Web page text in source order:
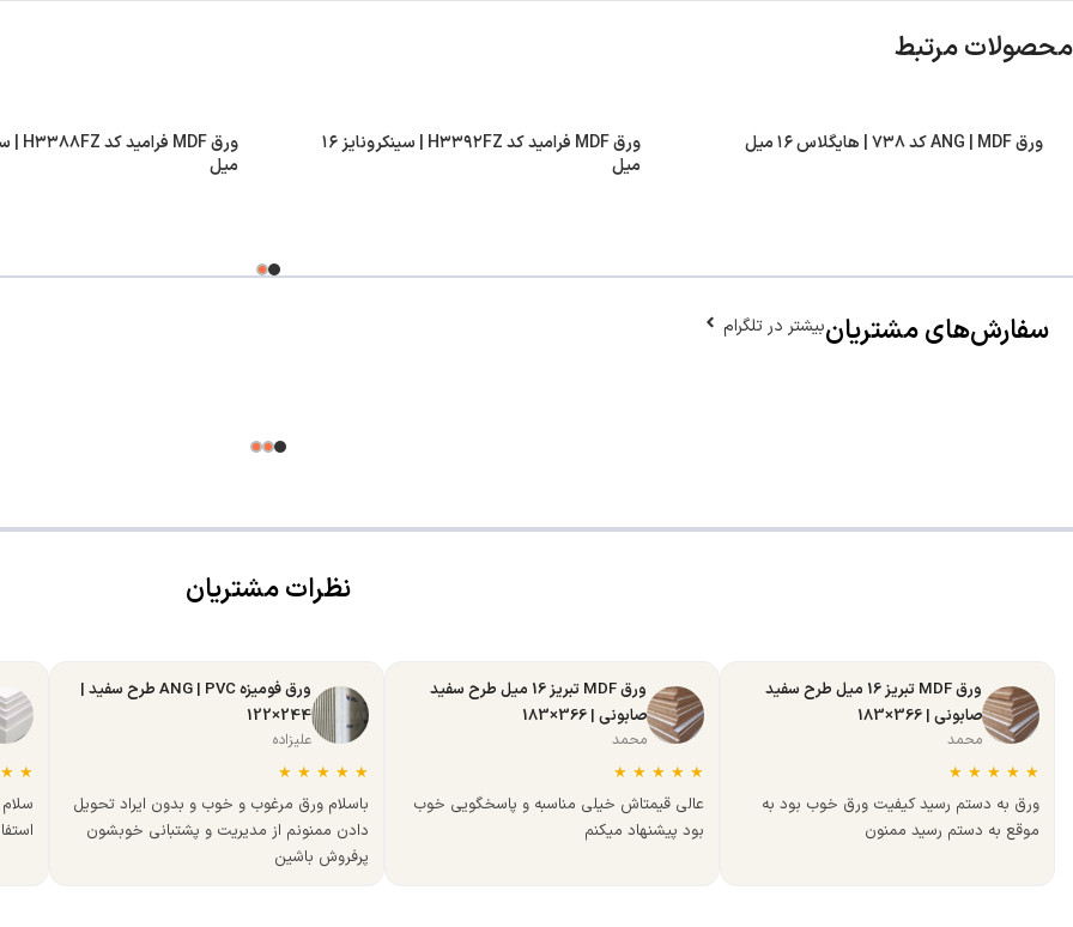
محصولات مرتبط
ورق ANG | MDF کد ۷۳۸ | هایگلاس ۱۶ میل
ورق MDF فرامید کد H۳۳۹۲FZ | سینکرونایز ۱۶
میل
میل
سفارش‌های مشتریانبیشتر در تلگرام
نظرات مشتریان
ورق MDF تبریز 16 میل طرح سفید
صابونی | 366×183
محمد
★
★
★
★
★
ورق به دستم رسید کیفیت ورق خوب بود به
موقع به دستم رسید ممنون
ورق MDF تبریز 16 میل طرح سفید
صابونی | 366×183
محمد
★
★
★
★
★
عالی قیمتاش خیلی مناسبه و پاسخگویی خوب
بود پیشنهاد میکنم
ورق فومیزه ANG | PVC طرح سفید |
244×122
علیزاده
★
★
★
★
★
باسلام ورق مرغوب و خوب و بدون ایراد تحویل
دادن ممنونم از مدیریت و پشتبانی خوبشون
پرفروش باشین
★
★